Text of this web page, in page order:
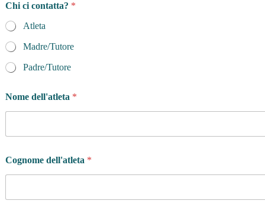
o
n
t
a
t
t
a
d
i
Chi ci contatta? *
Atleta
Madre/Tutore
Padre/Tutore
Nome dell'atleta *
Cognome dell'atleta *